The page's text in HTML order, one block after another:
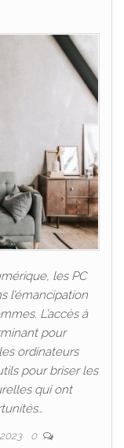
les PC
l’émancipation
L’accès à
pour
ordinateurs
pour briser les
qui ont
0